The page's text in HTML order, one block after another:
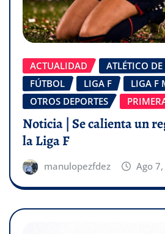
ACTUALIDAD
ATLÉTICO
FÚTBOL
LIGA F
LIGA F
OTROS DEPORTES
Noticia | Se calienta un
la Liga F
manulopezfdez Ago